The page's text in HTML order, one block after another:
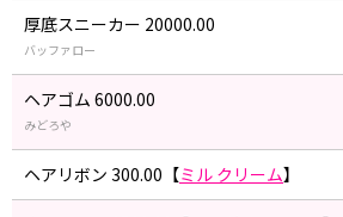
厚底スニーカー 20000.00
バッファロー
ヘアゴム 6000.00
みどろや
ヘアリボン 300.00【ミル クリーム】